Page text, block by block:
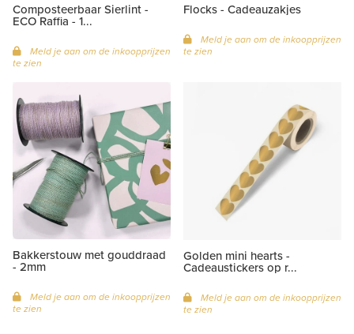
Composteerbaar Sierlint -
ECO Raffia - 1...
Meld je aan om de inkoopprijzen
te zien
Flocks - Cadeauzakjes
Meld je aan om de inkoopprijzen
te zien
Bakkerstouw met gouddraad
- 2mm
Meld je aan om de inkoopprijzen
te zien
Golden mini hearts -
Cadeaustickers op r...
Meld je aan om de inkoopprijzen
te zien